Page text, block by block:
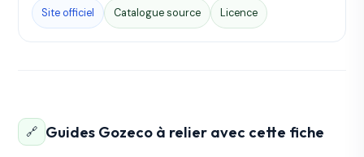
Site officiel Catalogue source Licence
🔗 Guides Gozeco à relier avec cette fiche